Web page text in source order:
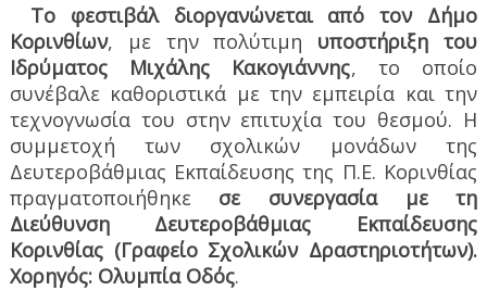
Το φεστιβάλ διοργανώνεται από τον Δήμο
Κορινθίων, με την πολύτιμη υποστήριξη του
Ιδρύματος Μιχάλης Κακογιάννης, το οποίο
συνέβαλε καθοριστικά με την εμπειρία και την
τεχνογνωσία του στην επιτυχία του θεσμού. Η
συμμετοχή των σχολικών μονάδων της
Δευτεροβάθμιας Εκπαίδευσης της Π.Ε. Κορινθίας
πραγματοποιήθηκε σε συνεργασία με τη
Διεύθυνση Δευτεροβάθμιας Εκπαίδευσης
Κορινθίας (Γραφείο Σχολικών Δραστηριοτήτων).
Χορηγός: Ολυμπία Οδός.